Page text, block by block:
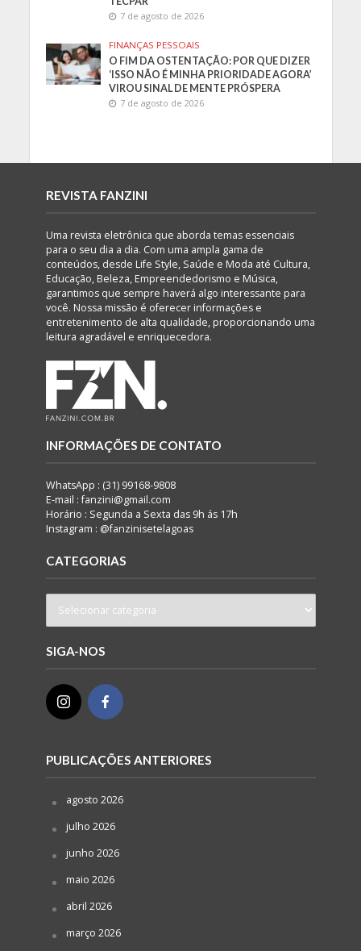
7 de agosto de 2026
FINANÇAS PESSOAIS
O FIM DA OSTENTAÇÃO: POR QUE DIZER
‘ISSO NÃO É MINHA PRIORIDADE AGORA’
VIROU SINAL DE MENTE PRÓSPERA
7 de agosto de 2026
REVISTA FANZINI
Uma revista eletrônica que aborda temas essenciais
para o seu dia a dia. Com uma ampla gama de
conteúdos, desde Life Style, Saúde e Moda até Cultura,
Educação, Beleza, Empreendedorismo e Música,
garantimos que sempre haverá algo interessante para
você. Nossa missão é oferecer informações e
entretenimento de alta qualidade, proporcionando uma
leitura agradável e enriquecedora.
INFORMAÇÕES DE CONTATO
WhatsApp : (31) 99168-9808
E-mail : fanzini@gmail.com
Horário : Segunda a Sexta das 9h ás 17h
Instagram : @fanzinisetelagoas
CATEGORIAS
SIGA-NOS
PUBLICAÇÕES ANTERIORES
agosto 2026
julho 2026
junho 2026
maio 2026
abril 2026
março 2026